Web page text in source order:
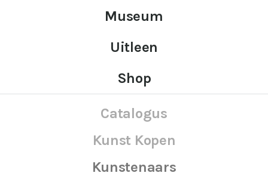
Museum
Uitleen
Shop
Catalogus
Kunst Kopen
Kunstenaars